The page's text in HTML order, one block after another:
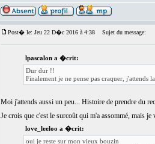
Post� le: Jeu 22 D�c 2016 à 4:38 Sujet du message:
lpascalon a �crit:
Dur dur !!
Finalement je ne pense pas craquer, j'attends
Moi j'attends aussi un peu... Histoire de prendre du
Je crois que c'est le surcoût qui m'a assommé, mais
love_leeloo a �crit:
oui je reste sur mon vieux bouzin